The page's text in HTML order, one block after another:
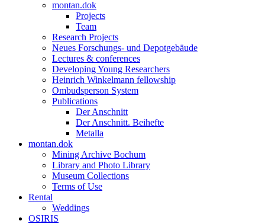
montan.dok
Projects
Team
Research Projects
Neues Forschungs- und Depotgebäude
Lectures & conferences
Developing Young Researchers
Heinrich Winkelmann fellowship
Ombudsperson System
Publications
Der Anschnitt
Der Anschnitt. Beihefte
Metalla
montan.dok
Mining Archive Bochum
Library and Photo Library
Museum Collections
Terms of Use
Rental
Weddings
OSIRIS